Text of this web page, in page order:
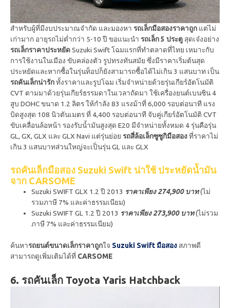
สำหรับผู้ที่มีงบประมาณจำกัด และมองหา รถเล็กมือสองราคาถูก แต่ไม่
เก่ามาก อายุรถไม่ต่ำกว่า 5-10 ปี ขอแนะนำ รถเล็ก 5 ประตู สุดเจ๋งอย่าง
รถเล็กราคาประหยัดSuzuki Swift โฉมแรกที่ทำตลาดที่ไทย เหมาะกับ
การใช้งานในเมือง ขับคล่องตัว รูปทรงทันสมัย ซึ่งมีราคาเริ่มต้นสุด
ประหยัดและหากซื้อในรุ่นท็อปก็ยังสามารถซื้อได้ไม่เกิน 3 แสนบาท เป็น
รถคันเล็กน่ารักทั้งราคาและรูปโฉม เริ่มจำหน่ายด้วยรุ่นเกียร์อัตโนมัติ
CVT ตามมาด้วยรุ่นเกียร์ธรรมดาในเวลาถัดมา ใช้เครื่องยนต์เบนซิน 4
สูบ DOHC ขนาด 1.2 ลิตร ให้กำลัง 83 แรงม้าที่ 6,000 รอบต่อนาที แรง
บิดสูงสุด 108 นิวตันเมตร ที่ 4,400 รอบต่อนาที จับคู่เกียร์อัตโนมัติ CVT
ขับเคลื่อนล้อหน้า รองรับน้ำมันสูงสุด E20 มีจำหน่ายทั้งหมด 4 รุ่นคือรุ่น
GL, GX, GLX และ GLX Navi แต่รุ่นย่อย รถสี่ล้อเล็กซูซูกิมือสองที่ราคาไม่
เกิน 3 แสนบาทส่วนใหญ่จะเป็นรุ่น GL และ GLX
รถคันเล็กมือสอง Suzuki Swift น่าใช้ ประหยัดน้ำมัน
จาก CARSOME
Suzuki SWIFT GLX 1.2 ปี 2013 ราคาเพียง 274,900 บาท(ไม่
รวมภาษี 7% และค่าธรรมเนียม)
Suzuki SWIFT GL 1.2 ปี 2013 ราคาเพียง 273,900 บาท(ไม่รวม
ภาษี 7% และค่าธรรมเนียม)
ค้นหารถยนต์ขนาดเล็กราคาถูกใจ Suzuki Swift มือสอง สภาพดี
สามารถดูเพิ่มเติมได้ที่ CARSOME
6. รถคันเล็ก Toyota Yaris Hatchback